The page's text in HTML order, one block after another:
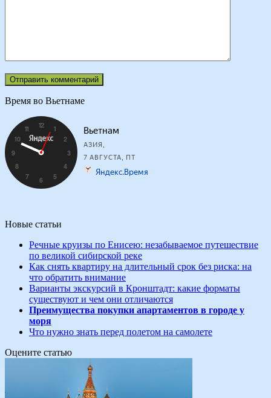
Время во Вьетнаме
Новые статьи
Речные круизы по Енисею: незабываемое путешествие
по великой сибирской реке
Как снять квартиру на длительный срок без риска: на
что обратить внимание
Варианты экскурсий в Кронштадт: какие форматы
существуют и чем они отличаются
Преимущества покупки апартаментов в городе у
моря
Что нужно знать перед полетом на самолете
Оцените статью